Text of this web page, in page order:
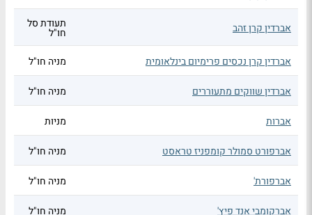
אברדין קרן זהב תעודת סל
חו"ל
אברדין קרן נכסים פרימיום בינלאומית
מניה חו"ל
אברדין שווקים מתעוררים מניה חו"ל
אברות מניות
אברפורט סמולר קומפניז טראסט מניה חו"ל
אברפורת' מניה חו"ל
אברקומבי אנד פיץ' מניה חו"ל